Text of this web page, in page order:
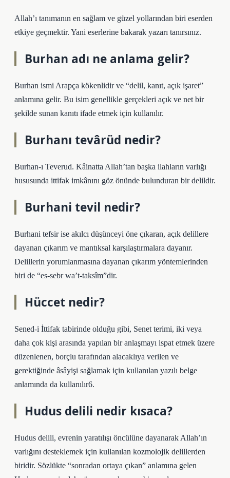
Allah’ı tanımanın en sağlam ve güzel yollarından biri eserden
etkiye geçmektir. Yani eserlerine bakarak yazarı tanırsınız.
Burhan adı ne anlama gelir?
Burhan ismi Arapça kökenlidir ve “delil, kanıt, açık işaret”
anlamına gelir. Bu isim genellikle gerçekleri açık ve net bir
şekilde sunan kanıtı ifade etmek için kullanılır.
Burhanı tevârüd nedir?
Burhan-ı Teverud. Kâinatta Allah’tan başka ilahların varlığı
hususunda ittifak imkânını göz önünde bulunduran bir delildir.
Burhani tevil nedir?
Burhani tefsir ise akılcı düşünceyi öne çıkaran, açık delillere
dayanan çıkarım ve mantıksal karşılaştırmalara dayanır.
Delillerin yorumlanmasına dayanan çıkarım yöntemlerinden
biri de “es-sebr wa’t-taksîm”dir.
Hüccet nedir?
Sened-i İttifak tabirinde olduğu gibi, Senet terimi, iki veya
daha çok kişi arasında yapılan bir anlaşmayı ispat etmek üzere
düzenlenen, borçlu tarafından alacaklıya verilen ve
gerektiğinde âsâyişi sağlamak için kullanılan yazılı belge
anlamında da kullanılır6.
Hudus delili nedir kısaca?
Hudus delili, evrenin yaratılışı öncülüne dayanarak Allah’ın
varlığını desteklemek için kullanılan kozmolojik delillerden
biridir. Sözlükte “sonradan ortaya çıkan” anlamına gelen